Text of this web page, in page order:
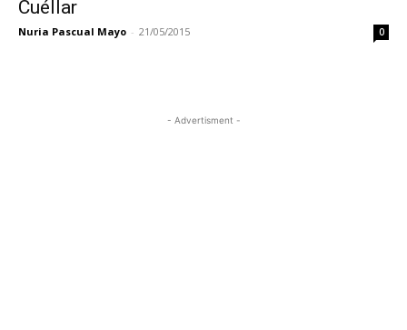
Cuéllar
Nuria Pascual Mayo - 21/05/2015 0
- Advertisment -